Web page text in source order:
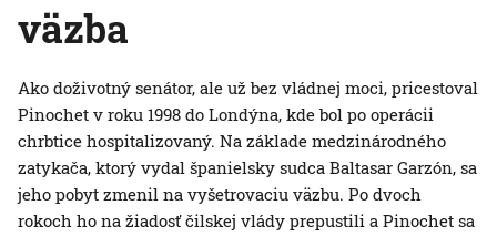
väzba
Ako doživotný senátor, ale už bez vládnej moci, pricestoval
Pinochet v roku 1998 do Londýna, kde bol po operácii
chrbtice hospitalizovaný. Na základe medzinárodného
zatykača, ktorý vydal španielsky sudca Baltasar Garzón, sa
jeho pobyt zmenil na vyšetrovaciu väzbu. Po dvoch
rokoch ho na žiadosť čilskej vlády prepustili a Pinochet sa